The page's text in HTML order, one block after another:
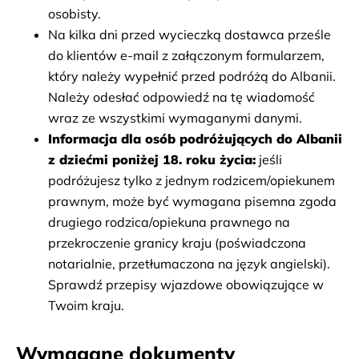
udziału w wycieczce bez prawa do zwrotu kosztów.
osobisty.
Na kilka dni przed wycieczką dostawca prześle
do klientów e-mail z załączonym formularzem,
który należy wypełnić przed podróżą do Albanii.
Należy odesłać odpowiedź na tę wiadomość
wraz ze wszystkimi wymaganymi danymi.
Informacja dla osób podróżujących do Albanii
z dziećmi poniżej 18. roku życia: jeśli
podróżujesz tylko z jednym rodzicem/opiekunem
prawnym, może być wymagana pisemna zgoda
drugiego rodzica/opiekuna prawnego na
przekroczenie granicy kraju (poświadczona
notarialnie, przetłumaczona na język angielski).
Sprawdź przepisy wjazdowe obowiązujące w
Twoim kraju.
Wymagane dokumenty